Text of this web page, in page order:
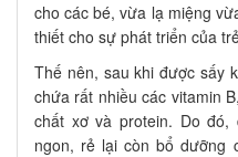
cho các bé, vừa lạ miệng
thiết cho sự phát triển của
Thế nên, sau khi được sấy
chứa rất nhiều các vitamin
chất xơ và protein. Do
ngon, rẻ lại còn bổ dưỡng